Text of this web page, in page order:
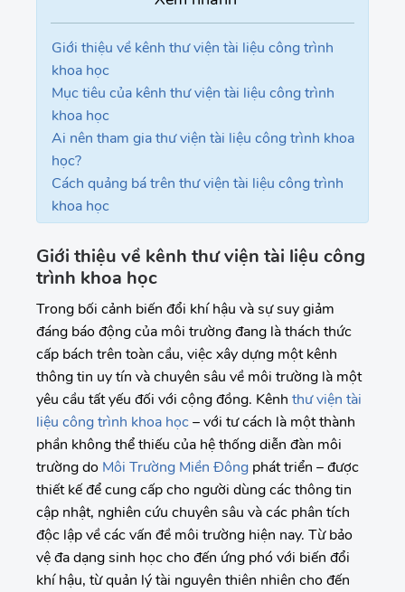
Giới thiệu về kênh thư viện tài liệu công trình
khoa học
Mục tiêu của kênh thư viện tài liệu công trình
khoa học
Ai nên tham gia thư viện tài liệu công trình khoa
học?
Cách quảng bá trên thư viện tài liệu công trình
khoa học
Giới thiệu về kênh thư viện tài liệu công
trình khoa học
Trong bối cảnh biến đổi khí hậu và sự suy giảm
đáng báo động của môi trường đang là thách thức
cấp bách trên toàn cầu, việc xây dựng một kênh
thông tin uy tín và chuyên sâu về môi trường là một
yêu cầu tất yếu đối với cộng đồng. Kênh thư viện tài
liệu công trình khoa học– với tư cách là một thành
phần không thể thiếu của hệ thống diễn đàn môi
trường do Môi Trường Miền Đông phát triển – được
thiết kế để cung cấp cho người dùng các thông tin
cập nhật, nghiên cứu chuyên sâu và các phân tích
độc lập về các vấn đề môi trường hiện nay. Từ bảo
vệ đa dạng sinh học cho đến ứng phó với biến đổi
khí hậu, từ quản lý tài nguyên thiên nhiên cho đến